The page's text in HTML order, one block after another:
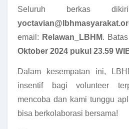
Seluruh berkas
email: Relawan_LBHM.
Oktober 2024 pukul 23.59
Dalam kesempatan ini,
insentif bagi volunteer
mencoba dan kami tunggu
bisa berkolaborasi bersama!